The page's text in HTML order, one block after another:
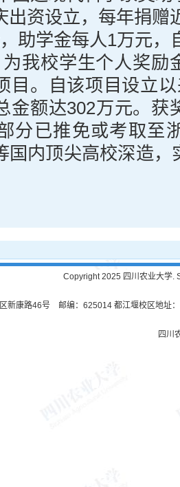
出资设立，每年捐赠
助学金每人1万元，
我校学生个人奖励
目。自该项目设立
金额达302万元。获
分已推免或考取至
国内顶尖高校深造，
Copyright 2025 四川农业大学.
新康路46号 邮编：625014 都江堰校区地址
四川